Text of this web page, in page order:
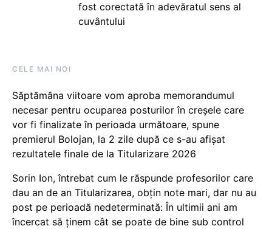
fost corectată în adevăratul sens al
cuvântului
CELE MAI NOI
Săptămâna viitoare vom aproba memorandumul
necesar pentru ocuparea posturilor în creșele care
vor fi finalizate în perioada următoare, spune
premierul Bolojan, la 2 zile după ce s-au afișat
rezultatele finale de la Titularizare 2026
Sorin Ion, întrebat cum le răspunde profesorilor care
dau an de an Titularizarea, obțin note mari, dar nu au
post pe perioadă nedeterminată: În ultimii ani am
încercat să ținem cât se poate de bine sub control